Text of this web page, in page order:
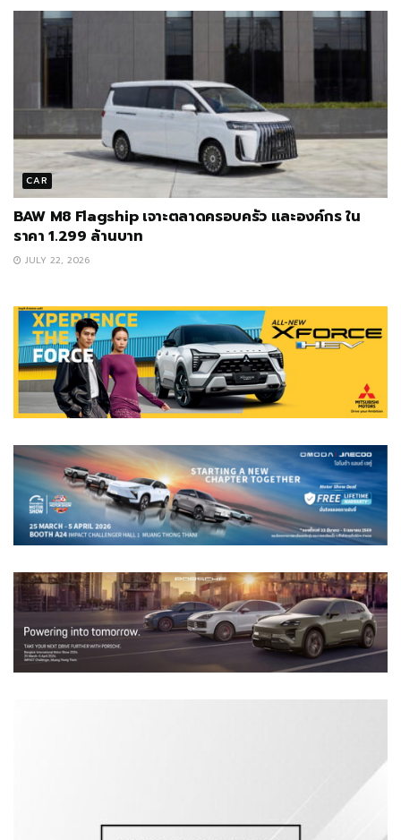
CAR
BAW M8 Flagship เจาะตลาดครอบครัว และองค์กร ใน
ราคา 1.299 ล้านบาท
JULY 22, 2026